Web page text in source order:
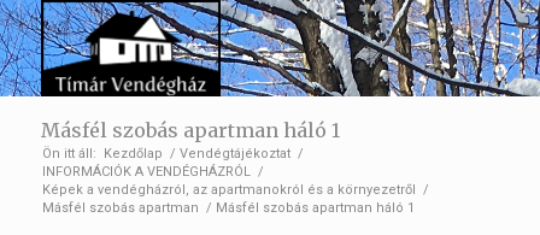
Másfél szobás apartman háló 1
Ön itt áll: Kezdőlap / Vendégtájékoztat /
INFORMÁCIÓK A VENDÉGHÁZRÓL /
Képek a vendégházról, az apartmanokról és a környezetről /
Másfél szobás apartman / Másfél szobás apartman háló 1